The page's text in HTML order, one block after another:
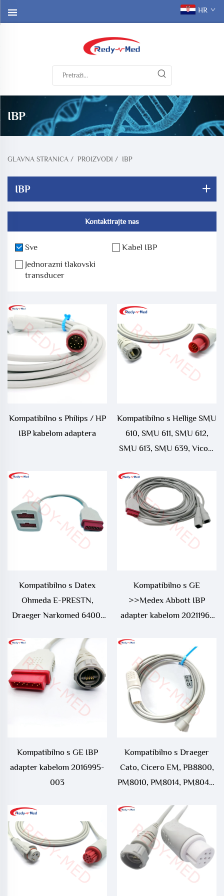
HR
IBP
GLAVNA STRANICA / PROIZVODI / IBP
IBP
Kontaktirajte nas
Sve
Kabel IBP
Jednorazni tlakovski
transducer
Kompatibilno s Philips / HP
IBP kabelom adaptera
Kompatibilno s Hellige SMU
610, SMU 611, SMU 612,
SMU 613, SMU 639, Vicom
Kompatibilno s Datex
Ohmeda E-PRESTN,
Draeger Narkomed 6400,
kabelom
Kompatibilno s GE
>>Medex Abbott IBP
adapter kabelom 2021196-
Kompatibilno s GE IBP
adapter kabelom 2016995-
003
Kompatibilno s Draeger
Cato, Cicero EM, PB8800,
PM8010, PM8014, PM8040,
Sulla, UM3, UM3.1, Vitara
IBP adapter kabel